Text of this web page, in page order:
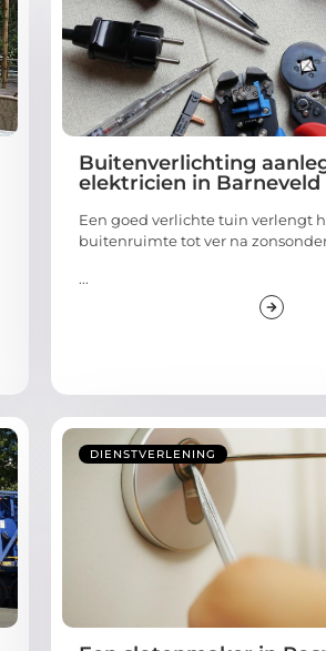
Buitenverlichting
elektricien in Barneveld
Een goed verlichte tuin verlengt
buitenruimte tot ver na
...
DIENSTVERLENING